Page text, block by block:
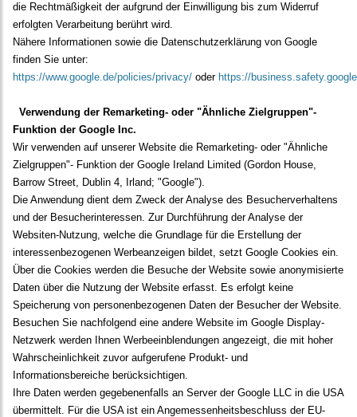
die Rechtmäßigkeit der aufgrund der Einwilligung bis zum Widerruf
erfolgten Verarbeitung berührt wird.
Nähere Informationen sowie die Datenschutzerklärung von Google
finden Sie unter:
https://www.google.de/policies/privacy/ oder https://
Verwendung der Remarketing- oder "Ähnliche Zielgruppen"-
Funktion der Google Inc.
Wir verwenden auf unserer Website die Remarketing- oder "Ähnliche
Zielgruppen"- Funktion der Google Ireland Limited (Gordon House,
Barrow Street, Dublin 4, Irland; "Google").
Die Anwendung dient dem Zweck der Analyse des Besucherverhaltens
und der Besucherinteressen. Zur Durchführung der Analyse der
Websiten-Nutzung, welche die Grundlage für die Erstellung der
interessenbezogenen Werbeanzeigen bildet, setzt Google Cookies ein.
Über die Cookies werden die Besuche der Website sowie anonymisierte
Daten über die Nutzung der Website erfasst. Es erfolgt keine
Speicherung von personenbezogenen Daten der Besucher der Website.
Besuchen Sie nachfolgend eine andere Website im Google Display-
Netzwerk werden Ihnen Werbeeinblendungen angezeigt, die mit hoher
Wahrscheinlichkeit zuvor aufgerufene Produkt- und
Informationsbereiche berücksichtigen.
Ihre Daten werden gegebenenfalls an Server der Google LLC in die USA
übermittelt. Für die USA ist ein Angemessenheitsbeschluss der EU-